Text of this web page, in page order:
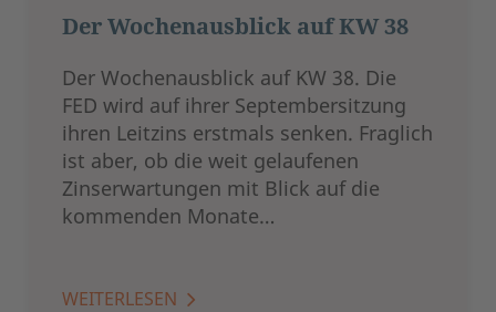
Der Wochenausblick auf KW 38
Der Wochenausblick auf KW 38. Die
FED wird auf ihrer Septembersitzung
ihren Leitzins erstmals senken. Fraglich
ist aber, ob die weit gelaufenen
Zinserwartungen mit Blick auf die
kommenden Monate…
WEITERLESEN